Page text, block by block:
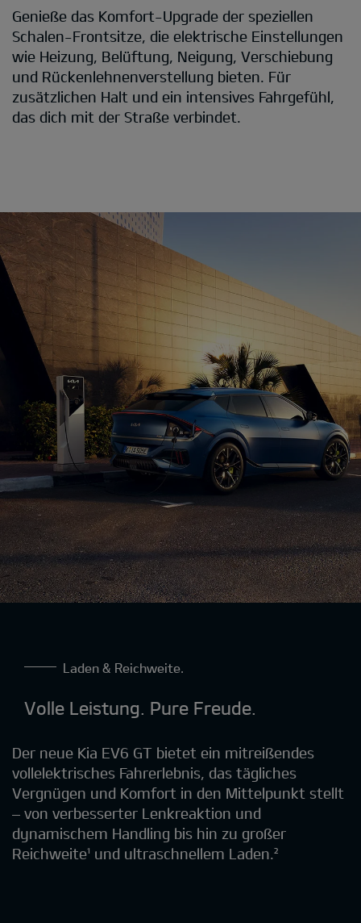
Genieße das Komfort-Upgrade der speziellen
Schalen-Frontsitze, die elektrische Einstellungen
wie Heizung, Belüftung, Neigung, Verschiebung
und Rückenlehnenverstellung bieten. Für
zusätzlichen Halt und ein intensives Fahrgefühl,
das dich mit der Straße verbindet.
Laden & Reichweite.
Volle Leistung. Pure Freude.
Der neue Kia EV6 GT bietet ein mitreißendes
vollelektrisches Fahrerlebnis, das tägliches
Vergnügen und Komfort in den Mittelpunkt stellt
– von verbesserter Lenkreaktion und
dynamischem Handling bis hin zu großer
Reichweite¹ und ultraschnellem Laden.²